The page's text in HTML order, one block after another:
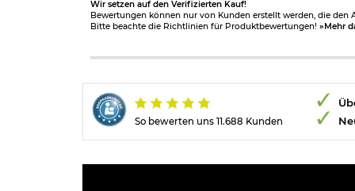
Wir setzen auf den Verifizierten Kauf!
Bewertungen können nur von Kunden erstellt werden, die den
Bitte beachte die Richtlinien für Produktbewertungen! »Mehr
So bewerten uns 11.688 Kunden